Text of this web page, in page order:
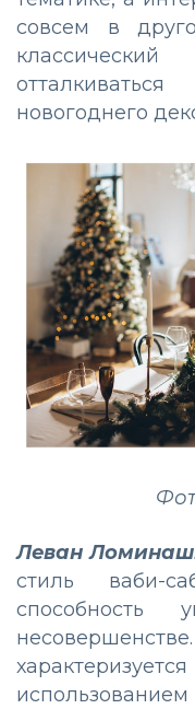
совсем в
новогоднего
Леван
стиль ваби-
способность